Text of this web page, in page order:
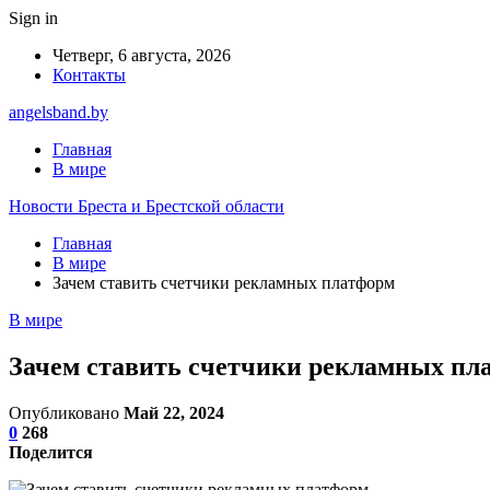
Sign in
Четверг, 6 августа, 2026
Контакты
angelsband.by
Главная
В мире
Новости Бреста и Брестской области
Главная
В мире
Зачем ставить счетчики рекламных платформ
В мире
Зачем ставить счетчики рекламных
Опубликовано Май 22, 2024
0 268
Поделится